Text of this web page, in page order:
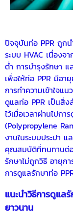
ปัจจุบันท่อ PPR ถูกน
ระบบ HVAC เนื่องจ
ต่ำ การบำรุงรักษา
เพื่อให้ท่อ PPR มีอา
การทำความเข้าใจแ
ดูแลท่อ PPR เป็นสิ่
ไว้เมื่อเวลาผ่านไปก
(Polypropylene
งานในระบบประปา
คุณสมบัติที่ทนทานต่
รักษาไม่ถูกวิธี อายุกา
การดูแลรักษาท่อ
แนะนำวิธีการดูแล
ยาวนาน